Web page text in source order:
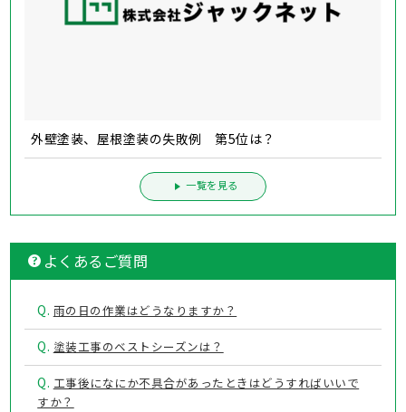
外壁塗装、屋根塗装の失敗例 第5位は？
一覧を見る
よくあるご質問
Q. 雨の日の作業はどうなりますか？
Q. 塗装工事のベストシーズンは？
Q. 工事後になにか不具合があったときはどうすればいいで
すか？